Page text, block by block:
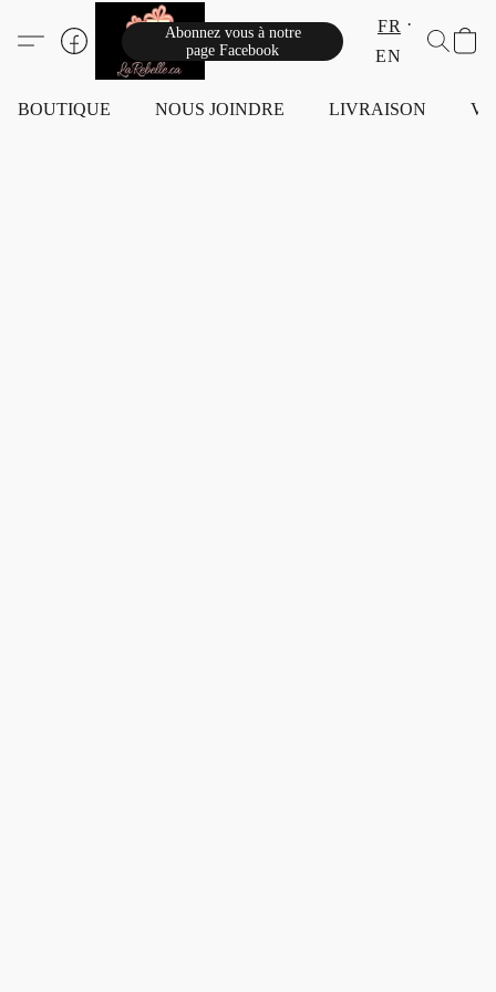
Abonnez vous à notre
page Facebook
FR
EN
BOUTIQUE NOUS JOINDRE LIVRAISON